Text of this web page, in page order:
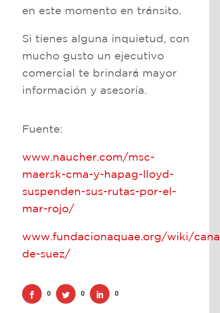
en este momento en tránsito.
Si tienes alguna inquietud, con
mucho gusto un ejecutivo
comercial te brindará mayor
información y asesoría.
Fuente:
www.naucher.com/msc-
maersk-cma-y-hapag-lloyd-
suspenden-sus-rutas-por-el-
mar-rojo/
www.fundacionaquae.org/wiki/
de-suez/
0 0 0